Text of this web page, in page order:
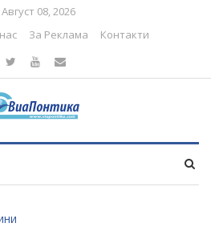
Август 08, 2026
За Реклама Контакти